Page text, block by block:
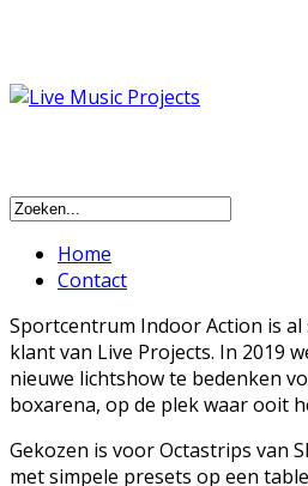
Home
Contact
Sportcentrum Indoor Action is al
klant van Live Projects. In 2019
nieuwe lichtshow te bedenken
boxarena, op de plek waar ooit
Gekozen is voor Octastrips van
met simpele presets op een